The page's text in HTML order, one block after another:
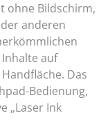
ohne Bildschirm,
anderen
auf
Das
Bedienung,
„Laser Ink